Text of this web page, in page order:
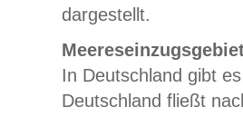
dargestellt.
In Deutschland gibt
Deutschland fließt